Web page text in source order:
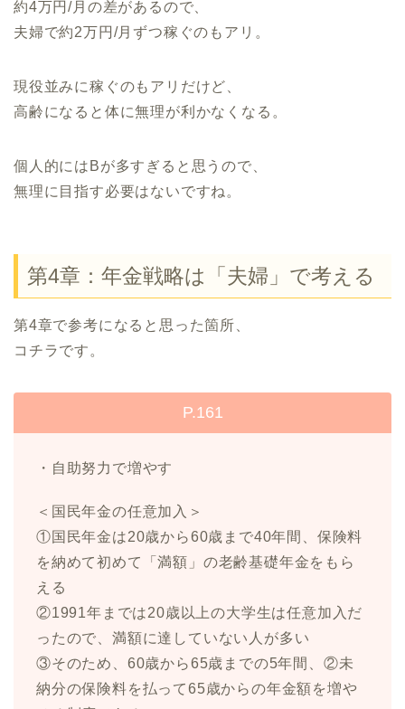
約4万円/月の差があるので、
夫婦で約2万円/月ずつ稼ぐのもアリ。
現役並みに稼ぐのもアリだけど、
高齢になると体に無理が利かなくなる。
個人的にはBが多すぎると思うので、
無理に目指す必要はないですね。
第4章：年金戦略は「夫婦」で考える
第4章で参考になると思った箇所、
コチラです。
P.161
・自助努力で増やす
＜国民年金の任意加入＞
①国民年金は20歳から60歳まで40年間、保険料
を納めて初めて「満額」の老齢基礎年金をもら
える
②1991年までは20歳以上の大学生は任意加入だ
ったので、満額に達していない人が多い
③そのため、60歳から65歳までの5年間、②未
納分の保険料を払って65歳からの年金額を増や